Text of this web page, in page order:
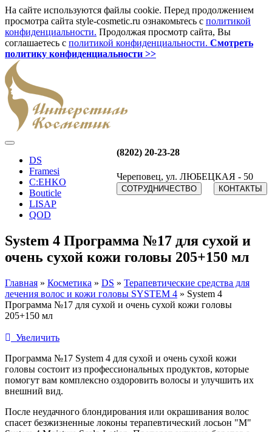
На сайте используются файлы cookie. Перед продолжением
просмотра сайта style-cosmetic.ru ознакомьтесь с политикой
конфиденциальности. Продолжая просмотр сайта, Вы
соглашаетесь с политикой конфиденциальности. Смотреть
политику конфиденциальности >>
(8202) 20-23-28
Череповец, ул. ЛЮБЕЦКАЯ - 50
СОТРУДНИЧЕСТВО КОНТАКТЫ
DS
Framesi
C:EHKO
Bouticle
LISAP
QOD
System 4 Программа №17 для сухой и
очень сухой кожи головы 205+150 мл
Главная » Косметика » DS » Терапевтические средства для
лечения волос и кожи головы SYSTEM 4 » System 4
Программа №17 для сухой и очень сухой кожи головы
205+150 мл
Увеличить
Программа №17 System 4 для сухой и очень сухой кожи
головы состоит из профессиональных продуктов, которые
помогут вам комплексно оздоровить волосы и улучшить их
внешний вид.
После неудачного блондирования или окрашивания волос
спасет безжизненные локоны терапевтический лосьон "M"